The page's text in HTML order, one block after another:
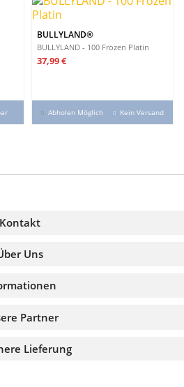
BULLYLAND®
BULLYLAND - 100 Frozen Platin
Preis
37,99 €
Abholen Möglich Kein Versand
Kontakt
Uns
Lieferung
Partner